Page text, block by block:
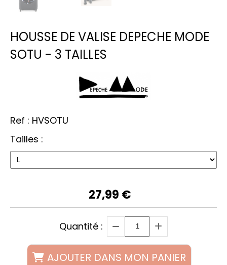
HOUSSE DE VALISE DEPECHE MODE
SOTU - 3 TAILLES
Ref : HVSOTU
Tailles :
27,99 €
Quantité :
AJOUTER DANS MON PANIER